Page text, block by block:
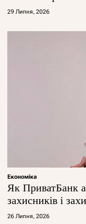
29 Липня, 2026
Економіка
Як ПриватБанк
захисників і
26 Липня, 2026